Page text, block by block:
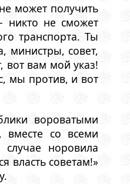
может получить
не сможет
транспорта. Ты
министры, совет,
вот вам мой указ!
мы против, и вот
вороватыми
вместе со всеми
норовила
власть советам!»